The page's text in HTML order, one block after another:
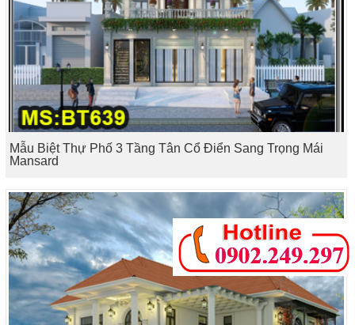
Mẫu Biệt Thự Phố 3 Tầng Tân Cổ Điển Sang Trọng Mái
Mansard